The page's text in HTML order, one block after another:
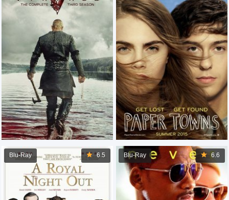
6.6
Blu-Ray
6.5
Blu-Ray